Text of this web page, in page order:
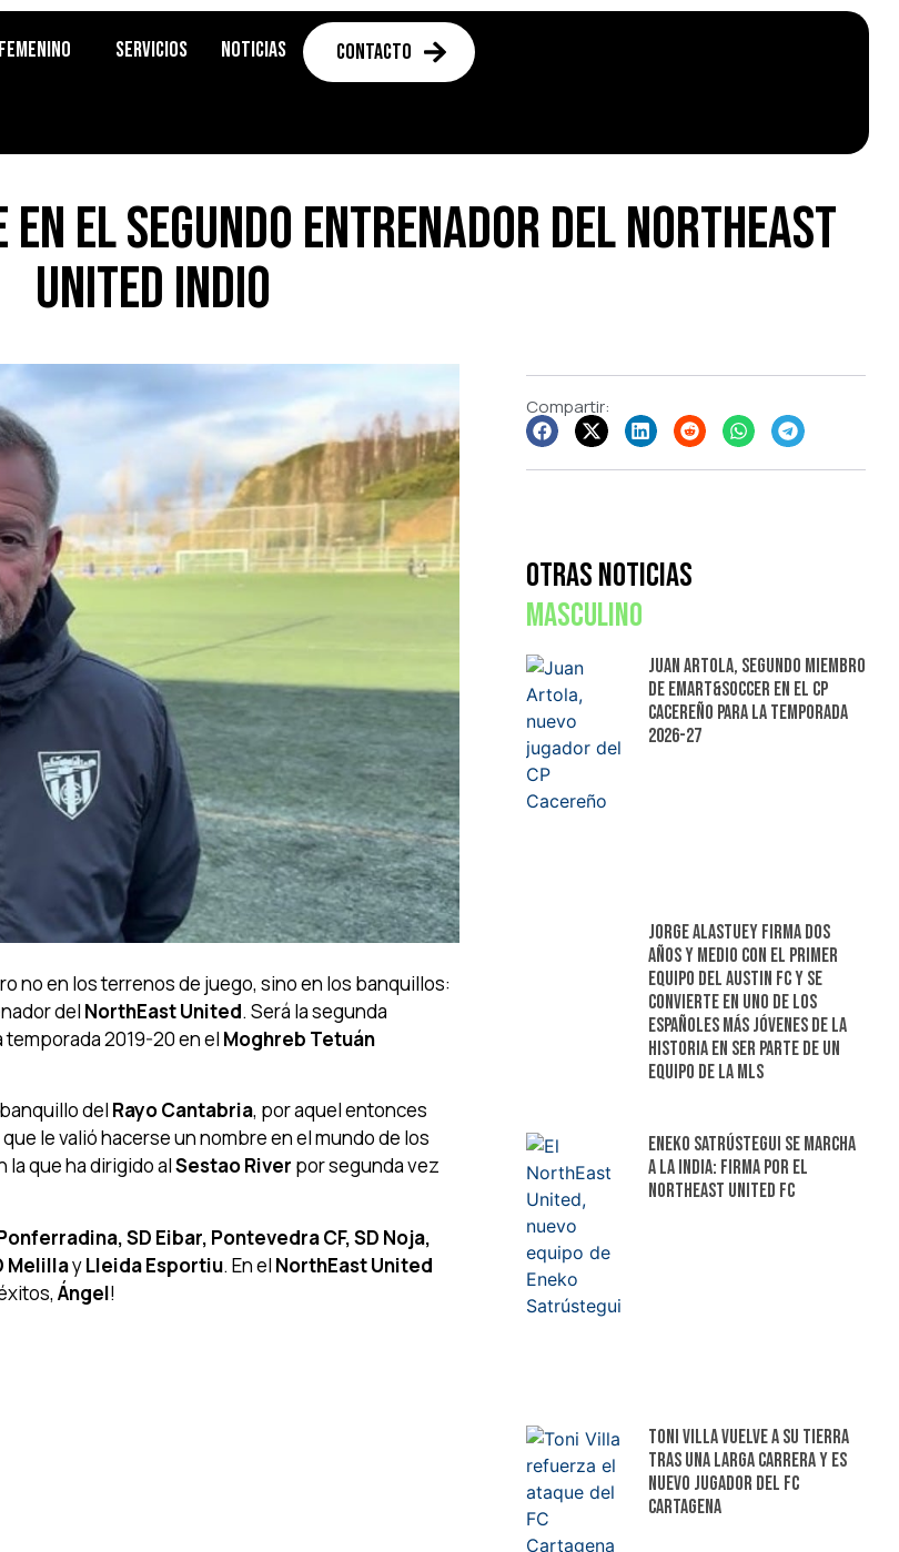
Femenino Servicios Noticias Contacto
en el segundo entrenador del NorthEast
United indio
no en los terrenos de juego, sino en los banquillos:
del NorthEast United. Será la segunda
2019-20 en el Moghreb Tetuán
del Rayo Cantabria, por aquel entonces
le valió hacerse un nombre en el mundo de los
que ha dirigido alSestao River por segunda vez
SD Eibar, Pontevedra CF, SD Noja,
MelillayLleida Esportiu. En el NorthEast United
Ángel!
Compartir:
Otras Noticias
Masculino
Juan Artola, segundo miembro
de Emart&Soccer en el CP
Cacereño para la temporada
2026-27
Jorge Alastuey firma dos
años y medio con el primer
equipo del Austin FC y se
convierte en uno de los
españoles más jóvenes de la
historia en ser parte de un
equipo de la MLS
Eneko Satrústegui se marcha
a la India: firma por el
NorthEast United FC
Toni Villa vuelve a su tierra
tras una larga carrera y es
nuevo jugador del FC
Cartagena